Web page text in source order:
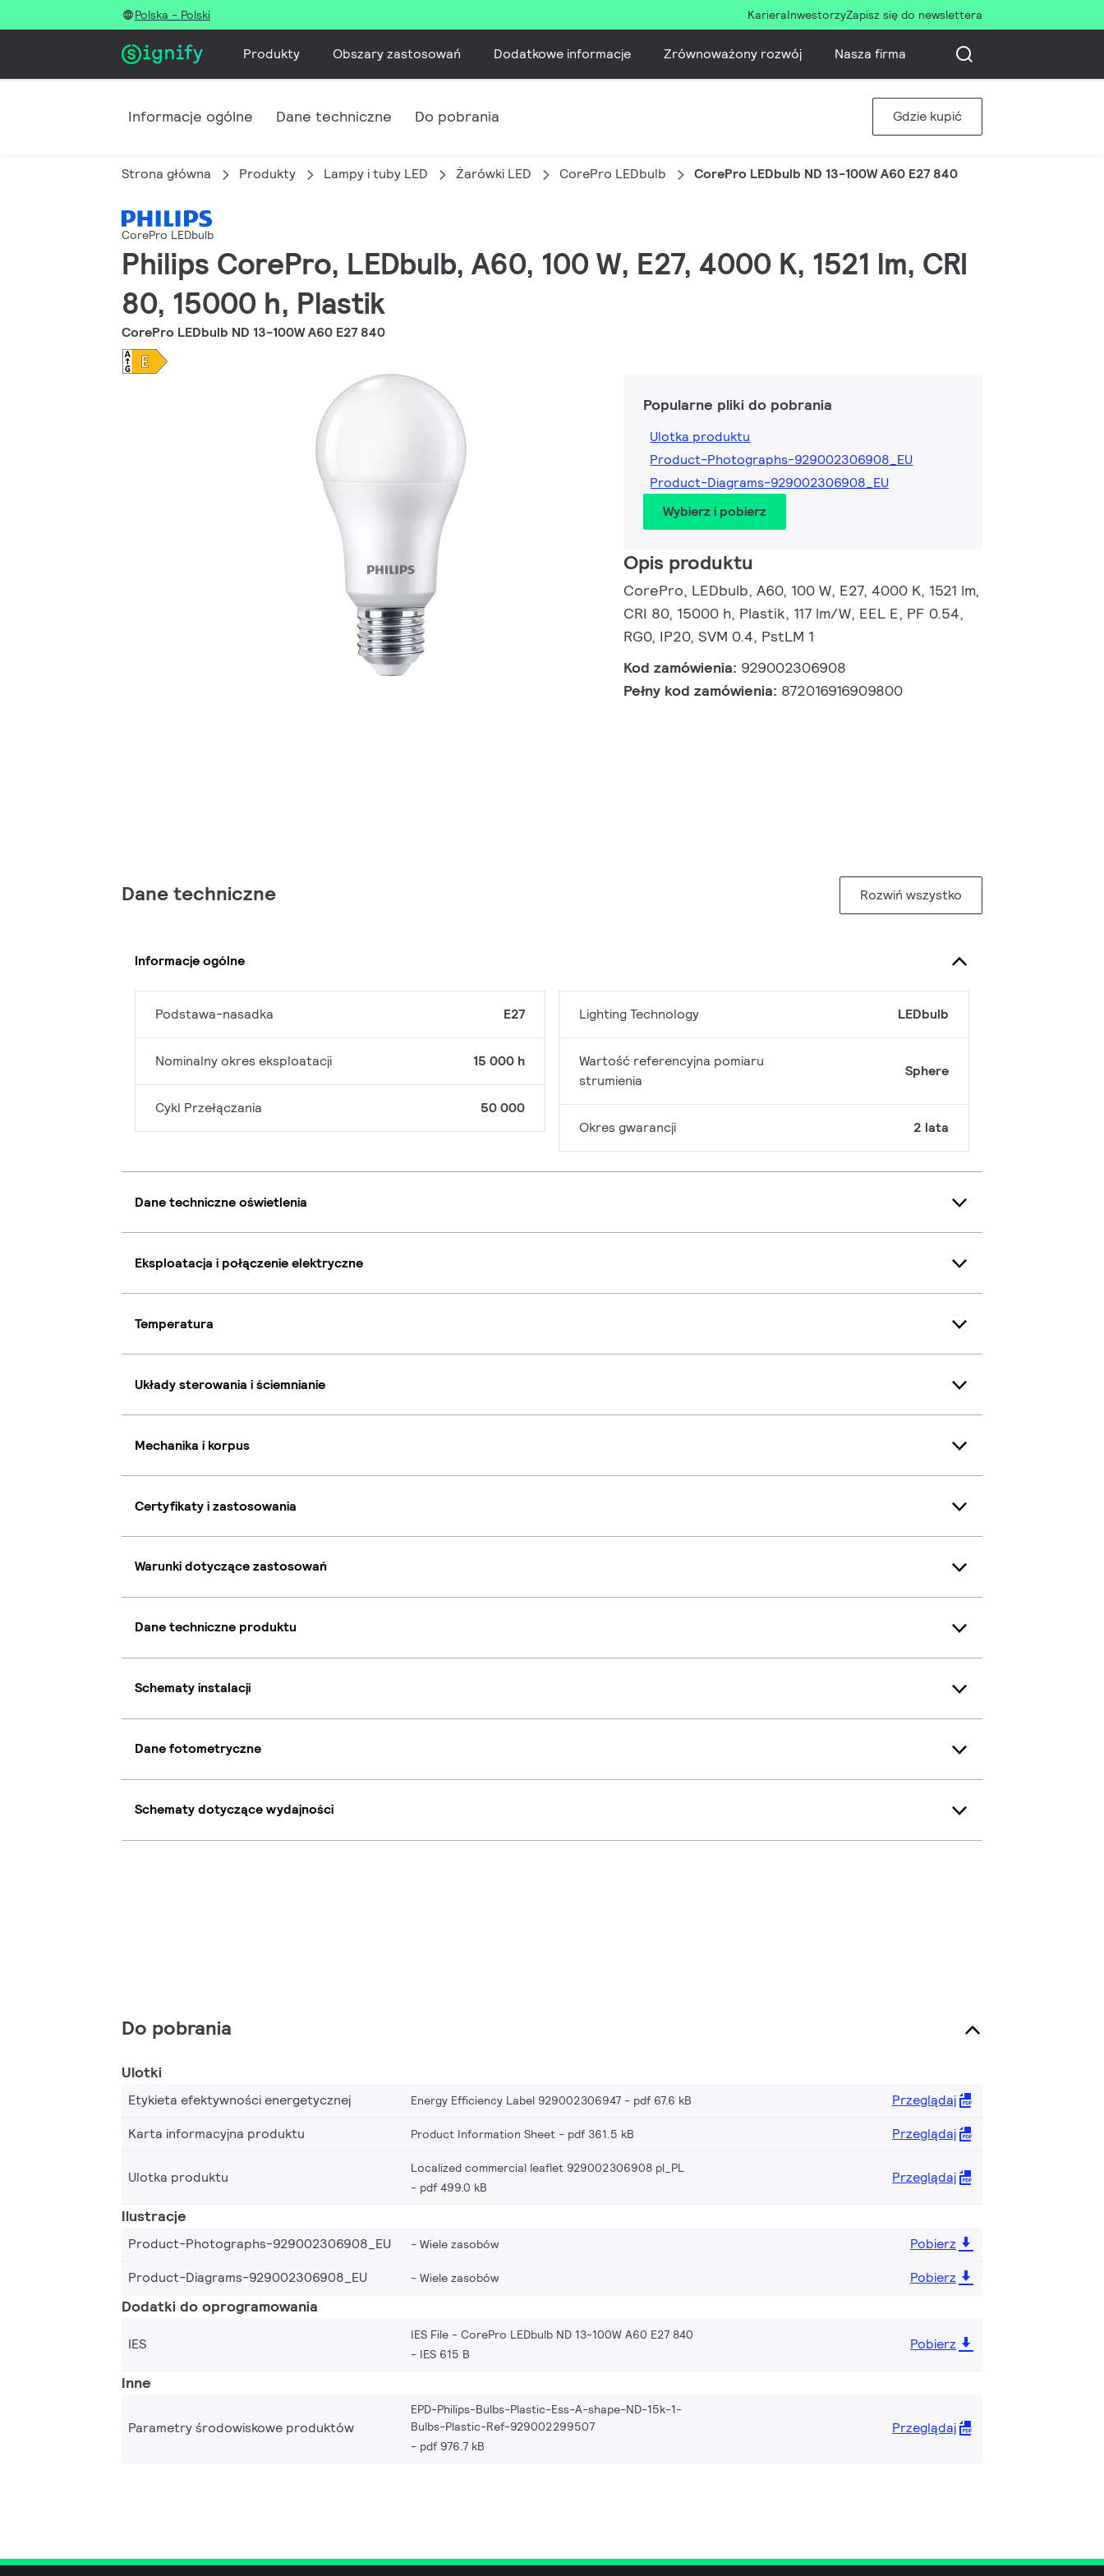
Polska - Polski KarieraInwestorzyZapisz się do newslettera
Produkty Obszary zastosowań Dodatkowe informacje Zrównoważony rozwój Nasza firma
Informacje ogólne Dane techniczne Do pobrania Gdzie kupić
Strona główna Produkty Lampy i tuby LED Żarówki LED CorePro LEDbulb CorePro LEDbulb ND 13-100W A60 E27 840
CorePro LEDbulb
Philips CorePro, LEDbulb, A60, 100 W, E27, 4000 K, 1521 lm, CRI
80, 15000 h, Plastik
CorePro LEDbulb ND 13-100W A60 E27 840
Popularne pliki do pobrania
Ulotka produktu
Product-Photographs-929002306908_EU
Product-Diagrams-929002306908_EU
Wybierz i pobierz
Opis produktu
CorePro, LEDbulb, A60, 100 W, E27, 4000 K, 1521 lm,
CRI 80, 15000 h, Plastik, 117 lm/W, EEL E, PF 0.54,
RG0, IP20, SVM 0.4, PstLM 1
Kod zamówienia: 929002306908
Pełny kod zamówienia: 872016916909800
Dane techniczne Rozwiń wszystko
Informacje ogólne
Podstawa-nasadka E27
Nominalny okres eksploatacji 15 000 h
Cykl Przełączania 50 000
Lighting Technology LEDbulb
Wartość referencyjna pomiaru
strumienia
Sphere
Okres gwarancji 2 lata
Dane techniczne oświetlenia
Eksploatacja i połączenie elektryczne
Temperatura
Układy sterowania i ściemnianie
Mechanika i korpus
Certyfikaty i zastosowania
Warunki dotyczące zastosowań
Dane techniczne produktu
Schematy instalacji
Dane fotometryczne
Schematy dotyczące wydajności
Do pobrania
Ulotki
Etykieta efektywności energetycznej Energy Efficiency Label 929002306947 pdf 67.6 kB
Przeglądaj
Karta informacyjna produktu
Product Information Sheet pdf 361.5 kB Przeglądaj
Ulotka produktu
Localized commercial leaflet 929002306908 pl_PL
pdf 499.0 kB
Przeglądaj
Ilustracje
Product-Photographs-929002306908_EU Wiele zasobów
Pobierz
Product-Diagrams-929002306908_EU
Wiele zasobów Pobierz
Dodatki do oprogramowania
IES
IES File - CorePro LEDbulb ND 13-100W A60 E27 840
IES 615 B
Pobierz
Inne
Parametry środowiskowe produktów
EPD-Philips-Bulbs-Plastic-Ess-A-shape-ND-15k-1-
Bulbs-Plastic-Ref-929002299507
pdf 976.7 kB
Przeglądaj